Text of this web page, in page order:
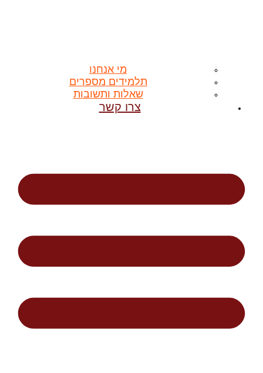
מי אנחנו
תלמידים מספרים
שאלות ותשובות
צרו קשר